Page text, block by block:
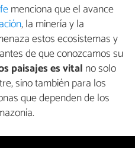
menciona que el avance
, la minería y la
estos ecosistemas y
de que conozcamos su
paisajes es vital no solo
sino también para los
que dependen de los